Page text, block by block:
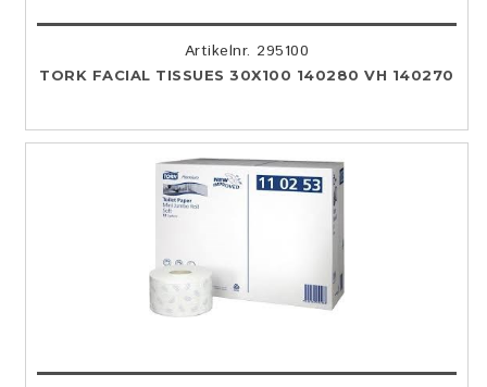
Artikelnr. 295100
TORK FACIAL TISSUES 30X100 140280 VH 140270